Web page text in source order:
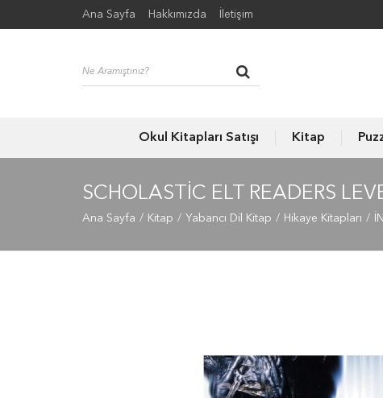
Ana Sayfa Hakkımızda İletişim
Okul Kitapları Satışı Kitap
SCHOLASTIC ELT READERS
Ana Sayfa Kitap Yabancı Dil Kitap Hikaye Kitapları